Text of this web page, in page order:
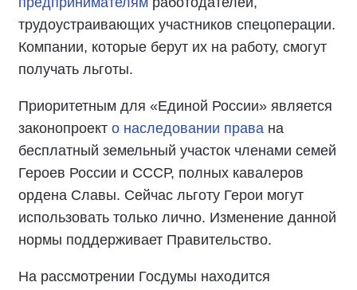
трудоустраивающих участников спецоперации.
Компании, которые берут их на работу, смогут
получать льготы.
Приоритетным для «Единой России» является
законопроект о наследовании права на
бесплатный земельный участок членами семей
Героев России и СССР, полных кавалеров
ордена Славы. Сейчас льготу Герои могут
использовать только лично. Изменение данной
нормы поддерживает Правительство.
На рассмотрении Госдумы находится